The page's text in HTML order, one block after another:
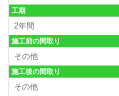
工期
2年間
施工前の間取り
その他
施工後の間取り
その他